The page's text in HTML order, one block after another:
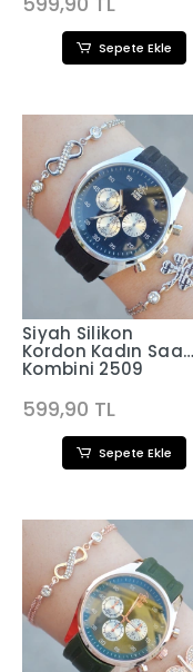
Sepete Ekle
Siyah Silikon
Kordon Kadın Saat
Kombini 2509
599,90 TL
Sepete Ekle